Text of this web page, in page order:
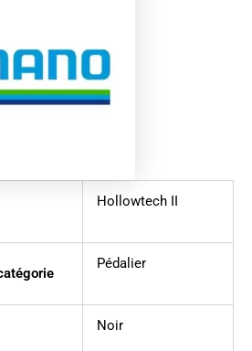
Hollowtech II
Pédalier
Noir